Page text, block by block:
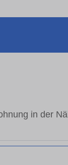
in der